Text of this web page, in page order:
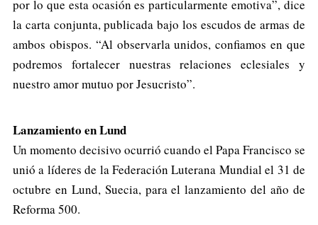
por lo que esta ocasión es particularmente emotiva”, dice
la carta conjunta, publicada bajo los escudos de armas de
ambos obispos. “Al observarla unidos, confiamos en que
podremos fortalecer nuestras relaciones eclesiales y
nuestro amor mutuo por Jesucristo”.
Lanzamiento en Lund
Un momento decisivo ocurrió cuando el Papa Francisco se
unió a líderes de la Federación Luterana Mundial el 31 de
octubre en Lund, Suecia, para el lanzamiento del año de
Reforma 500.